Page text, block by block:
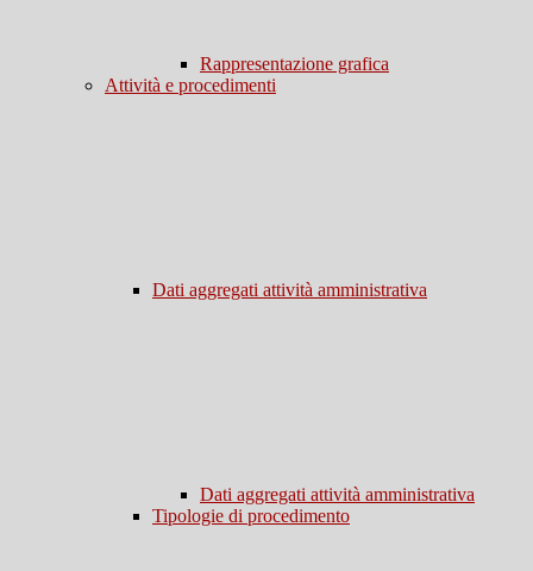
Rappresentazione grafica
Attività e procedimenti
Dati aggregati attività amministrativa
Dati aggregati attività amministrativa
Tipologie di procedimento